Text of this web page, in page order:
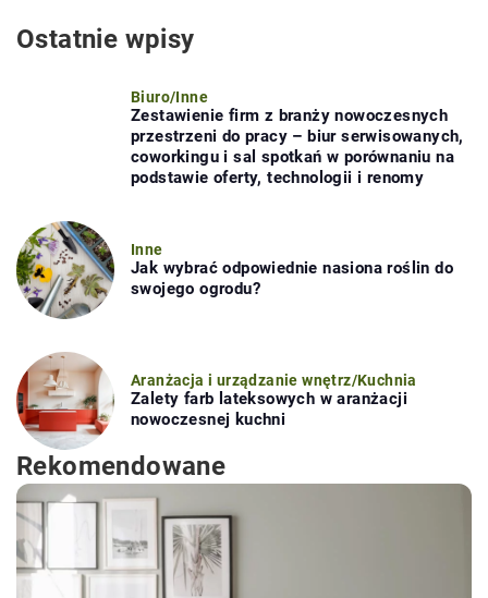
Ostatnie wpisy
Biuro/Inne
Zestawienie firm z branży nowoczesnych
przestrzeni do pracy – biur serwisowanych,
coworkingu i sal spotkań w porównaniu na
podstawie oferty, technologii i renomy
Inne
Jak wybrać odpowiednie nasiona roślin do
swojego ogrodu?
Aranżacja i urządzanie wnętrz/Kuchnia
Zalety farb lateksowych w aranżacji
nowoczesnej kuchni
Rekomendowane